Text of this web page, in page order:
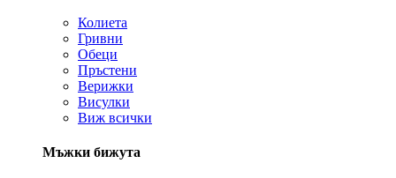
Колиета
Гривни
Обеци
Пръстени
Верижки
Висулки
Виж всички
Мъжки бижута